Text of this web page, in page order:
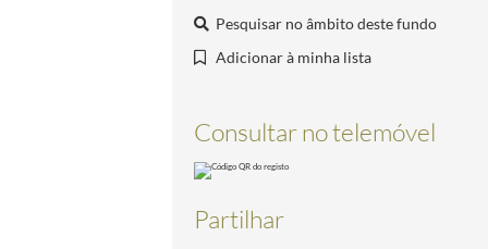
Pesquisar no âmbito deste fundo
Adicionar à minha lista
Consultar no telemóvel
Partilhar